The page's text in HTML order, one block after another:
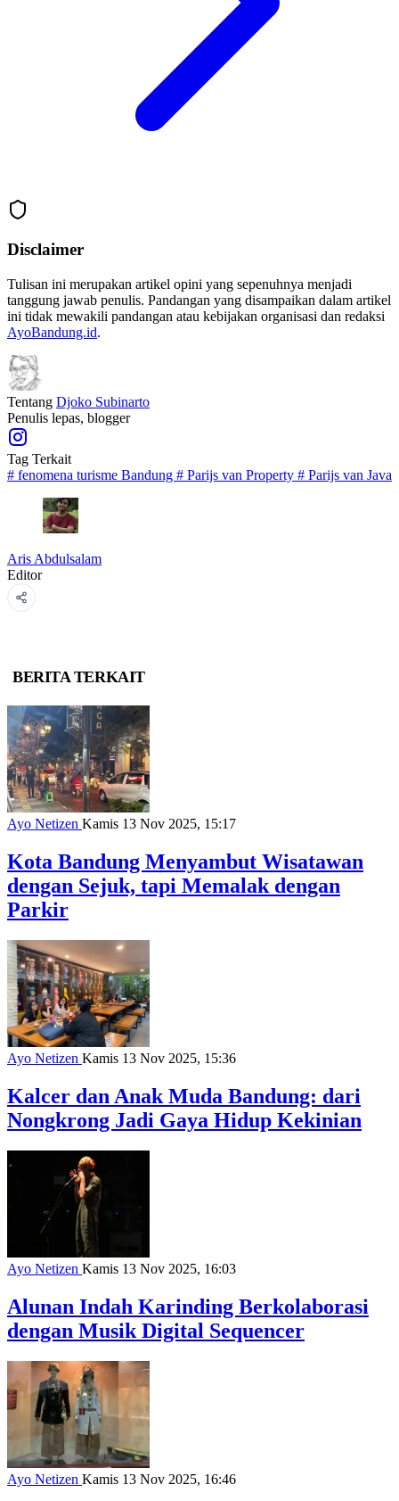
Disclaimer
Tulisan ini merupakan artikel opini yang sepenuhnya menjadi
tanggung jawab penulis. Pandangan yang disampaikan dalam artikel
ini tidak mewakili pandangan atau kebijakan organisasi dan redaksi
AyoBandung.id.
Tentang Djoko Subinarto
Penulis lepas, blogger
Tag Terkait
# fenomena turisme Bandung # Parijs van Property # Parijs van Java
Aris Abdulsalam
Editor
BERITA TERKAIT
Ayo Netizen Kamis 13 Nov 2025, 15:17
Kota Bandung Menyambut Wisatawan
dengan Sejuk, tapi Memalak dengan
Parkir
Ayo Netizen Kamis 13 Nov 2025, 15:36
Kalcer dan Anak Muda Bandung: dari
Nongkrong Jadi Gaya Hidup Kekinian
Ayo Netizen Kamis 13 Nov 2025, 16:03
Alunan Indah Karinding Berkolaborasi
dengan Musik Digital Sequencer
Ayo Netizen Kamis 13 Nov 2025, 16:46